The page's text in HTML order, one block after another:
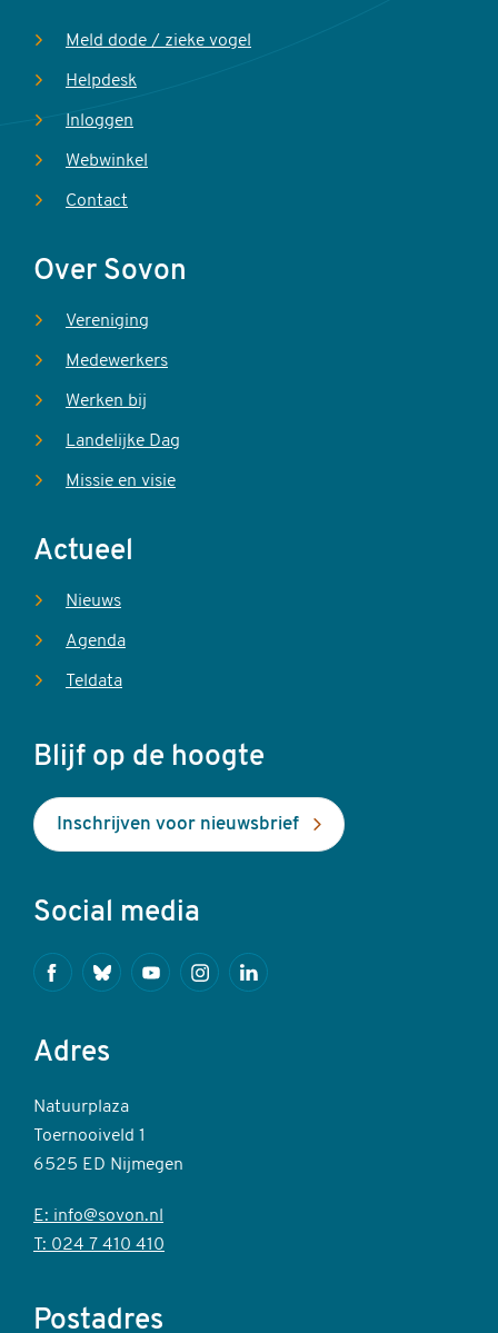
Meld dode / zieke vogel
Helpdesk
Inloggen
Webwinkel
Contact
Over Sovon
Vereniging
Medewerkers
Werken bij
Landelijke Dag
Missie en visie
Actueel
Nieuws
Agenda
Teldata
Blijf op de hoogte
Inschrijven voor nieuwsbrief
Social media
FacebookBlueskyYoutubeInstagramLinkedin
Adres
Natuurplaza
Toernooiveld 1
6525 ED Nijmegen
E: info@sovon.nl
T: 024 7 410 410
Postadres